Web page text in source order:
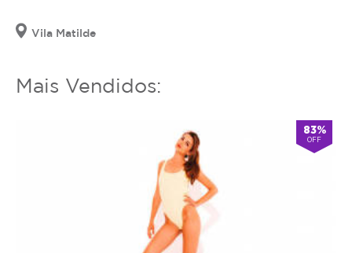
Vila Matilde
Mais Vendidos:
83%
OFF